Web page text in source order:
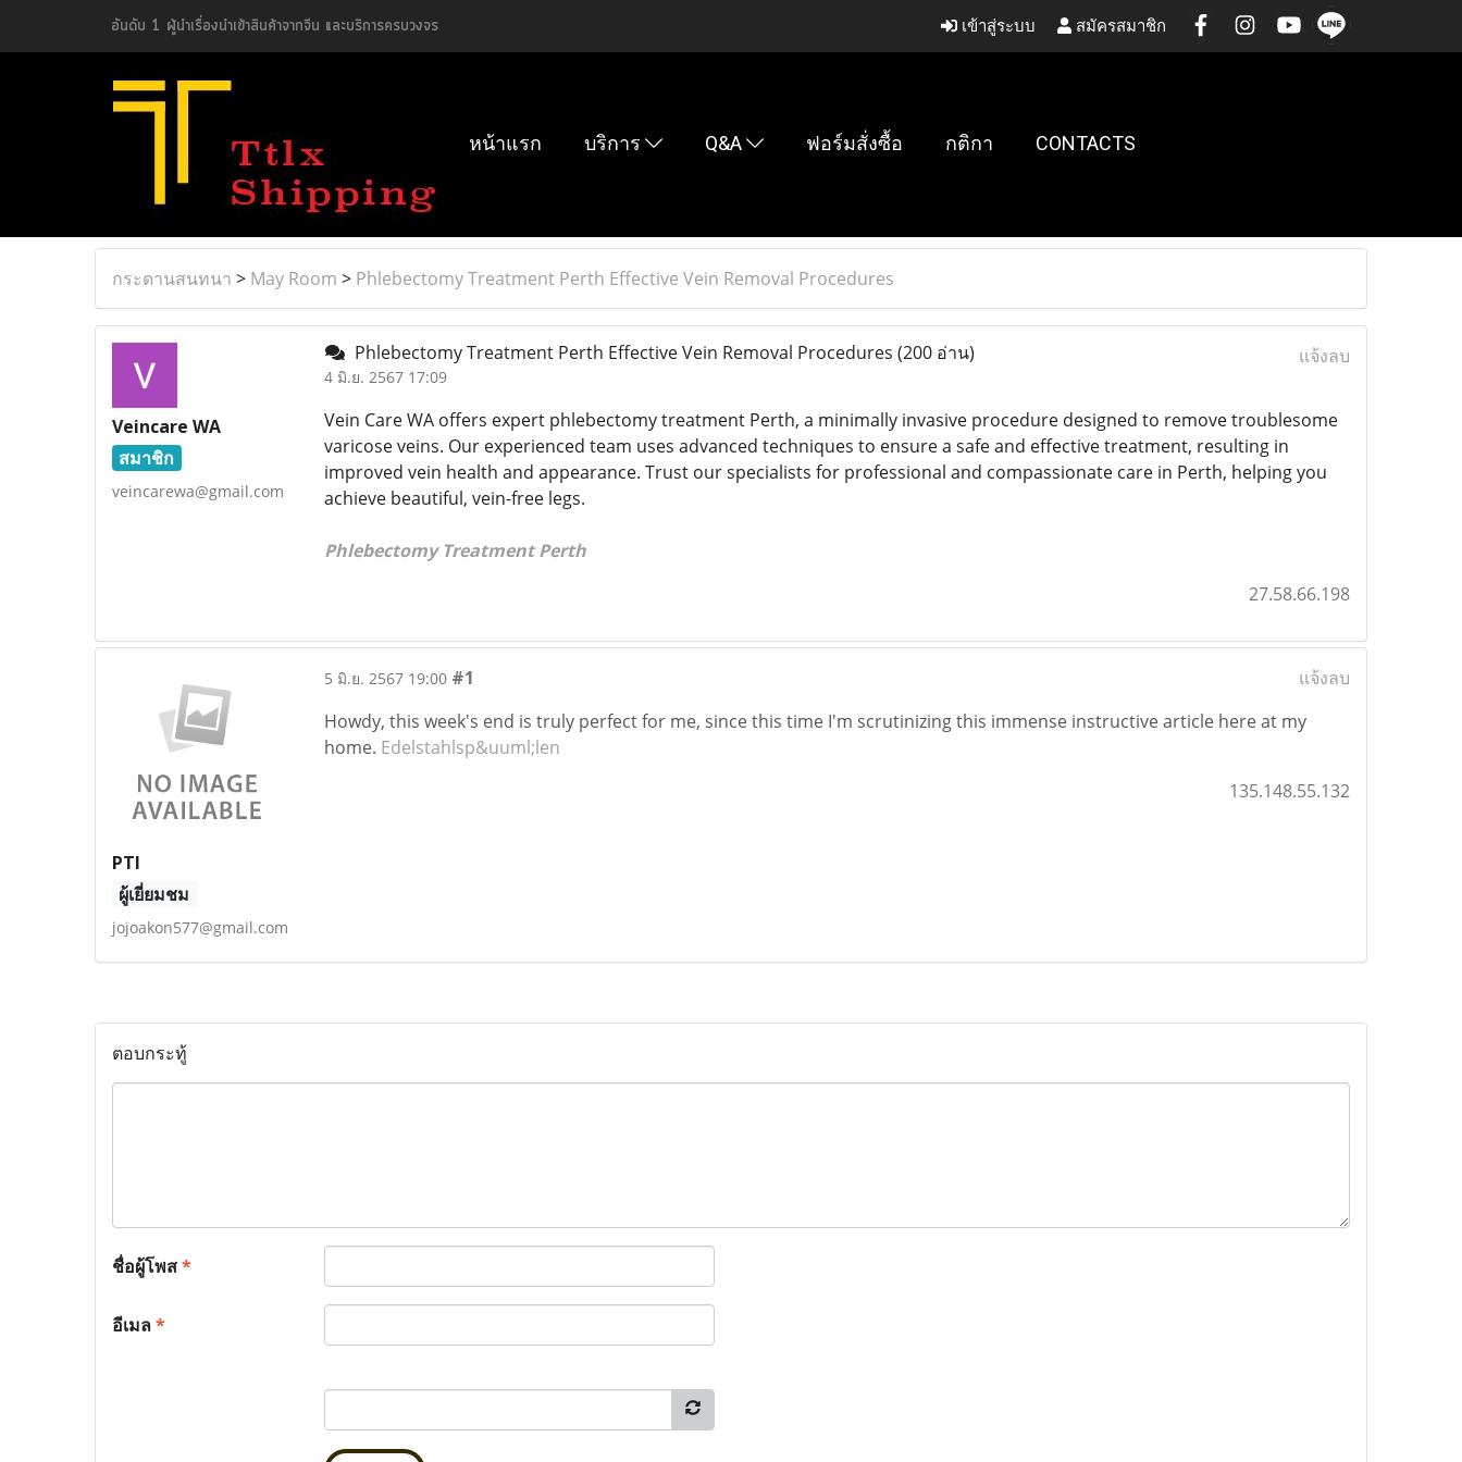
อันดับ 1 ผู้นำเรื่องนำเข้าสินค้าจากจีน และบริการครบวงจร เข้าสู่ระบบ สมัครสมาชิก
หน้าแรก บริการ Q&A ฟอร์มสั่งซื้อ กติกา CONTACTS
กระดานสนทนา > May Room > Phlebectomy Treatment Perth Effective Vein Removal Procedures
Veincare WA
สมาชิก
veincarewa@gmail.com
Phlebectomy Treatment Perth Effective Vein Removal Procedures (200 อ่าน)
4 มิ.ย. 2567 17:09
แจ้งลบ
Vein Care WA offers expert phlebectomy treatment Perth, a minimally invasive procedure designed to remove troublesome
varicose veins. Our experienced team uses advanced techniques to ensure a safe and effective treatment, resulting in
improved vein health and appearance. Trust our specialists for professional and compassionate care in Perth, helping you
achieve beautiful, vein-free legs.
Phlebectomy ​Treatment Perth
27.58.66.198
PTI
ผู้เยี่ยมชม
jojoakon577@gmail.com
5 มิ.ย. 2567 19:00 #1
แจ้งลบ
Howdy, this week's end is truly perfect for me, since this time I'm scrutinizing this immense instructive article here at my
home. Edelstahlsp&uuml;len
135.148.55.132
ตอบกระทู้
ชื่อผู้โพส*
อีเมล*